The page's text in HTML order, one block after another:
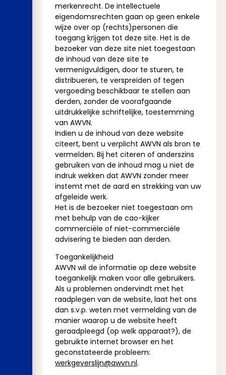
merkenrecht. De intellectuele
eigendomsrechten gaan op geen enkele
wijze over op (rechts)personen die
toegang krijgen tot deze site. Het is de
bezoeker van deze site niet toegestaan
de inhoud van deze site te
vermenigvuldigen, door te sturen, te
distribueren, te verspreiden of tegen
vergoeding beschikbaar te stellen aan
derden, zonder de voorafgaande
uitdrukkelijke schriftelijke, toestemming
van AWVN.
Indien u de inhoud van deze website
citeert, bent u verplicht AWVN als bron te
vermelden. Bij het citeren of anderszins
gebruiken van de inhoud mag u niet de
indruk wekken dat AWVN zonder meer
instemt met de aard en strekking van uw
afgeleide werk.
Het is de bezoeker niet toegestaan om
met behulp van de cao-kijker
commerciële of niet-commerciële
advisering te bieden aan derden.
Toegankelijkheid
AWVN wil de informatie op deze website
toegankelijk maken voor alle gebruikers.
Als u problemen ondervindt met het
raadplegen van de website, laat het ons
dan s.v.p. weten met vermelding van de
manier waarop u de website heeft
geraadpleegd (op welk apparaat?), de
gebruikte internet browser en het
geconstateerde probleem:
werkgeverslijn@awvn.nl.